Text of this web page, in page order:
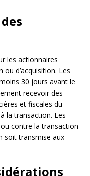
les actionnaires
d’acquisition. Les
30 jours avant le
recevoir des
et fiscales du
la transaction. Les
contre la transaction
soit transmise aux